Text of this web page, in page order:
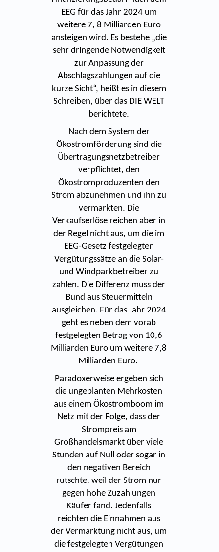
EEG für das Jahr 2024 um
weitere 7, 8 Milliarden Euro
ansteigen wird. Es bestehe „die
sehr dringende Notwendigkeit
zur Anpassung der
Abschlagszahlungen auf die
kurze Sicht“, heißt es in diesem
Schreiben, über das DIE WELT
berichtete.
Nach dem System der
Ökostromförderung sind die
Übertragungsnetzbetreiber
verpflichtet, den
Ökostromproduzenten den
Strom abzunehmen und ihn zu
vermarkten. Die
Verkaufserlöse reichen aber in
der Regel nicht aus, um die im
EEG-Gesetz festgelegten
Vergütungssätze an die Solar-
und Windparkbetreiber zu
zahlen. Die Differenz muss der
Bund aus Steuermitteln
ausgleichen. Für das Jahr 2024
geht es neben dem vorab
festgelegten Betrag von 10,6
Milliarden Euro um weitere 7,8
Milliarden Euro.
Paradoxerweise ergeben sich
die ungeplanten Mehrkosten
aus einem Ökostromboom im
Netz mit der Folge, dass der
Strompreis am
Großhandelsmarkt über viele
Stunden auf Null oder sogar in
den negativen Bereich
rutschte, weil der Strom nur
gegen hohe Zuzahlungen
Käufer fand. Jedenfalls
reichten die Einnahmen aus
der Vermarktung nicht aus, um
die festgelegten Vergütungen